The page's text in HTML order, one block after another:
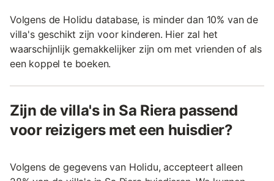
Volgens de Holidu database, is minder dan 10% van de
villa's geschikt zijn voor kinderen. Hier zal het
waarschijnlijk gemakkelijker zijn om met vrienden of als
een koppel te boeken.
Zijn de villa's in Sa Riera passend
voor reizigers met een huisdier?
Volgens de gegevens van Holidu, accepteert alleen